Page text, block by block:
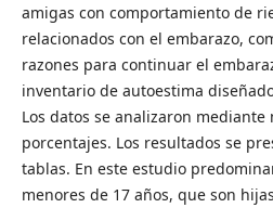
amigas con comportamiento de
relacionados con el embarazo,
razones para continuar el
inventario de autoestima
Los datos se analizaron
porcentajes. Los resultados se
tablas. En este estudio
menores de 17 años, que son